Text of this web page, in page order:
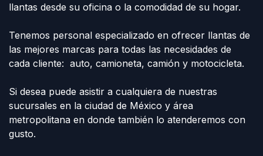
llantas desde su oficina o la comodidad de su hogar.
Tenemos personal especializado en ofrecer llantas de
las mejores marcas para todas las necesidades de
cada cliente: auto, camioneta, camión y motocicleta.
Si desea puede asistir a cualquiera de nuestras
sucursales en la ciudad de México y área
metropolitana en donde también lo atenderemos con
gusto.